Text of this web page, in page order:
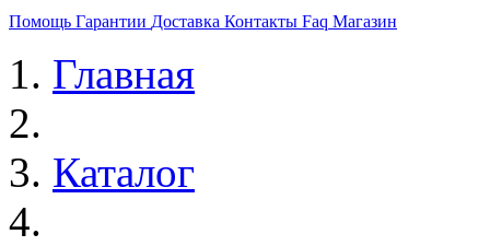
Помощь Гарантии Доставка Контакты Faq Магазин
Главная
Каталог